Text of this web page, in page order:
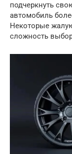
подчеркнуть
автомобиль
Некоторые
сложность